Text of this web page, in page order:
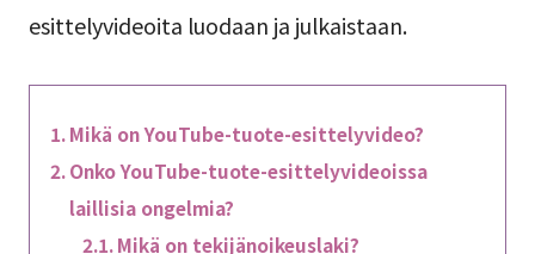
esittelyvideoita luodaan ja julkaistaan.
Mikä on YouTube-tuote-esittelyvideo?
Onko YouTube-tuote-esittelyvideoissa
laillisia ongelmia?
Mikä on tekijänoikeuslaki?